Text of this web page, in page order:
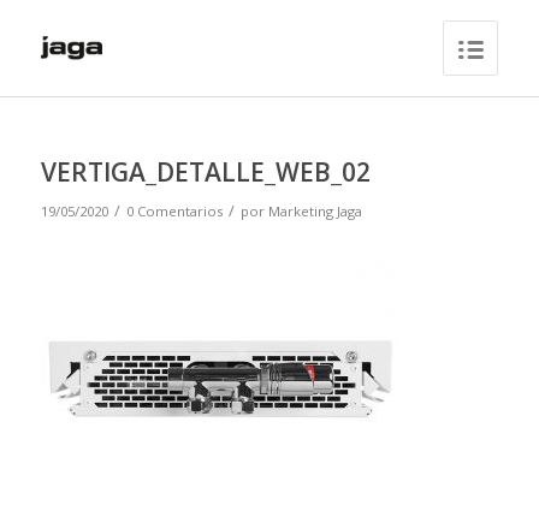
VERTIGA_DETALLE_WEB_02
19/05/2020 / 0 Comentarios / por Marketing Jaga